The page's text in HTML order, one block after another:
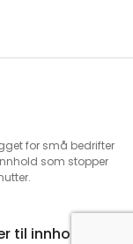
for små bedrifter
som stopper
til innhold og